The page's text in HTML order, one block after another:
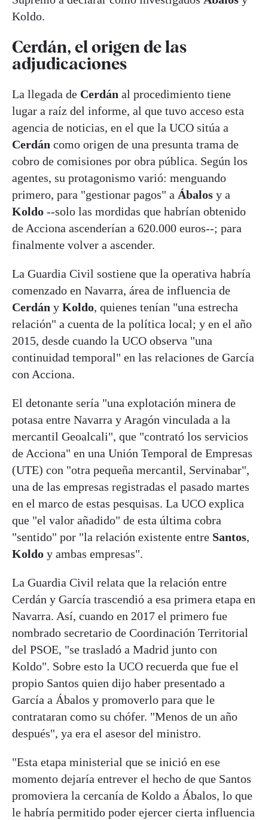
Koldo.
Cerdán, el origen de las
adjudicaciones
La llegada de Cerdán al procedimiento tiene
lugar a raíz del informe, al que tuvo acceso esta
agencia de noticias, en el que la UCO sitúa a
Cerdán como origen de una presunta trama de
cobro de comisiones por obra pública. Según los
agentes, su protagonismo varió: menguando
primero, para "gestionar pagos" a Ábalos y a
Koldo --solo las mordidas que habrían obtenido
de Acciona ascenderían a 620.000 euros--; para
finalmente volver a ascender.
La Guardia Civil sostiene que la operativa habría
comenzado en Navarra, área de influencia de
Cerdán y Koldo, quienes tenían "una estrecha
relación" a cuenta de la política local; y en el año
2015, desde cuando la UCO observa "una
continuidad temporal" en las relaciones de García
con Acciona.
El detonante sería "una explotación minera de
potasa entre Navarra y Aragón vinculada a la
mercantil Geoalcali", que "contrató los servicios
de Acciona" en una Unión Temporal de Empresas
(UTE) con "otra pequeña mercantil, Servinabar",
una de las empresas registradas el pasado martes
en el marco de estas pesquisas. La UCO explica
que "el valor añadido" de esta última cobra
"sentido" por "la relación existente entre Santos,
Koldo y ambas empresas".
La Guardia Civil relata que la relación entre
Cerdán y García trascendió a esa primera etapa en
Navarra. Así, cuando en 2017 el primero fue
nombrado secretario de Coordinación Territorial
del PSOE, "se trasladó a Madrid junto con
Koldo". Sobre esto la UCO recuerda que fue el
propio Santos quien dijo haber presentado a
García a Ábalos y promoverlo para que le
contrataran como su chófer. "Menos de un año
después", ya era el asesor del ministro.
"Esta etapa ministerial que se inició en ese
momento dejaría entrever el hecho de que Santos
promoviera la cercanía de Koldo a Ábalos, lo que
le habría permitido poder ejercer cierta influencia